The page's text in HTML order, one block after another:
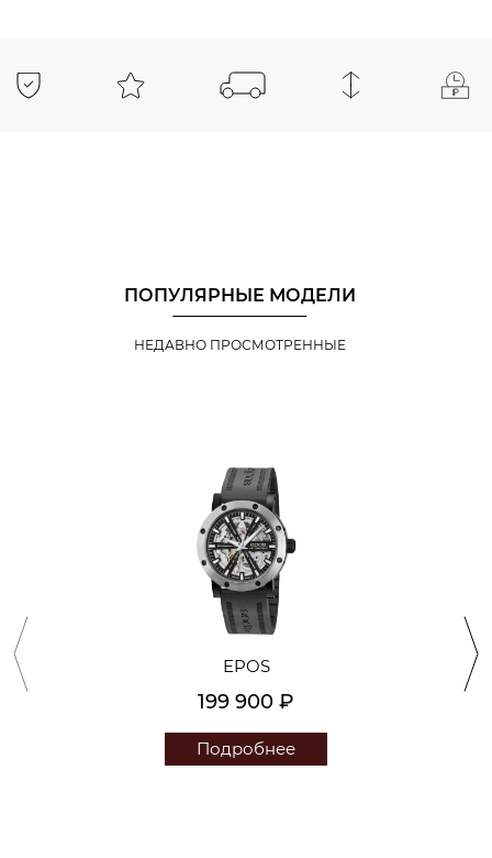
ПОПУЛЯРНЫЕ МОДЕЛИ
НЕДАВНО ПРОСМОТРЕННЫЕ
EPOS
199 900 ₽
Подробнее